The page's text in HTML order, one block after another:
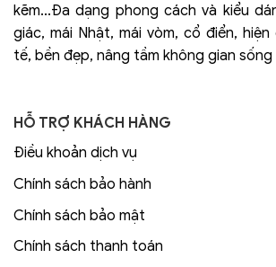
kẽm...Đa dạng phong cách và kiểu
giác, mái Nhật, mái vòm, cổ điển,
tế, bền đẹp, nâng tầm không gian
HỖ TRỢ KHÁCH HÀNG
Điều khoản dịch vụ
Chính sách bảo hành
Chính sách bảo mật
Chính sách thanh toán